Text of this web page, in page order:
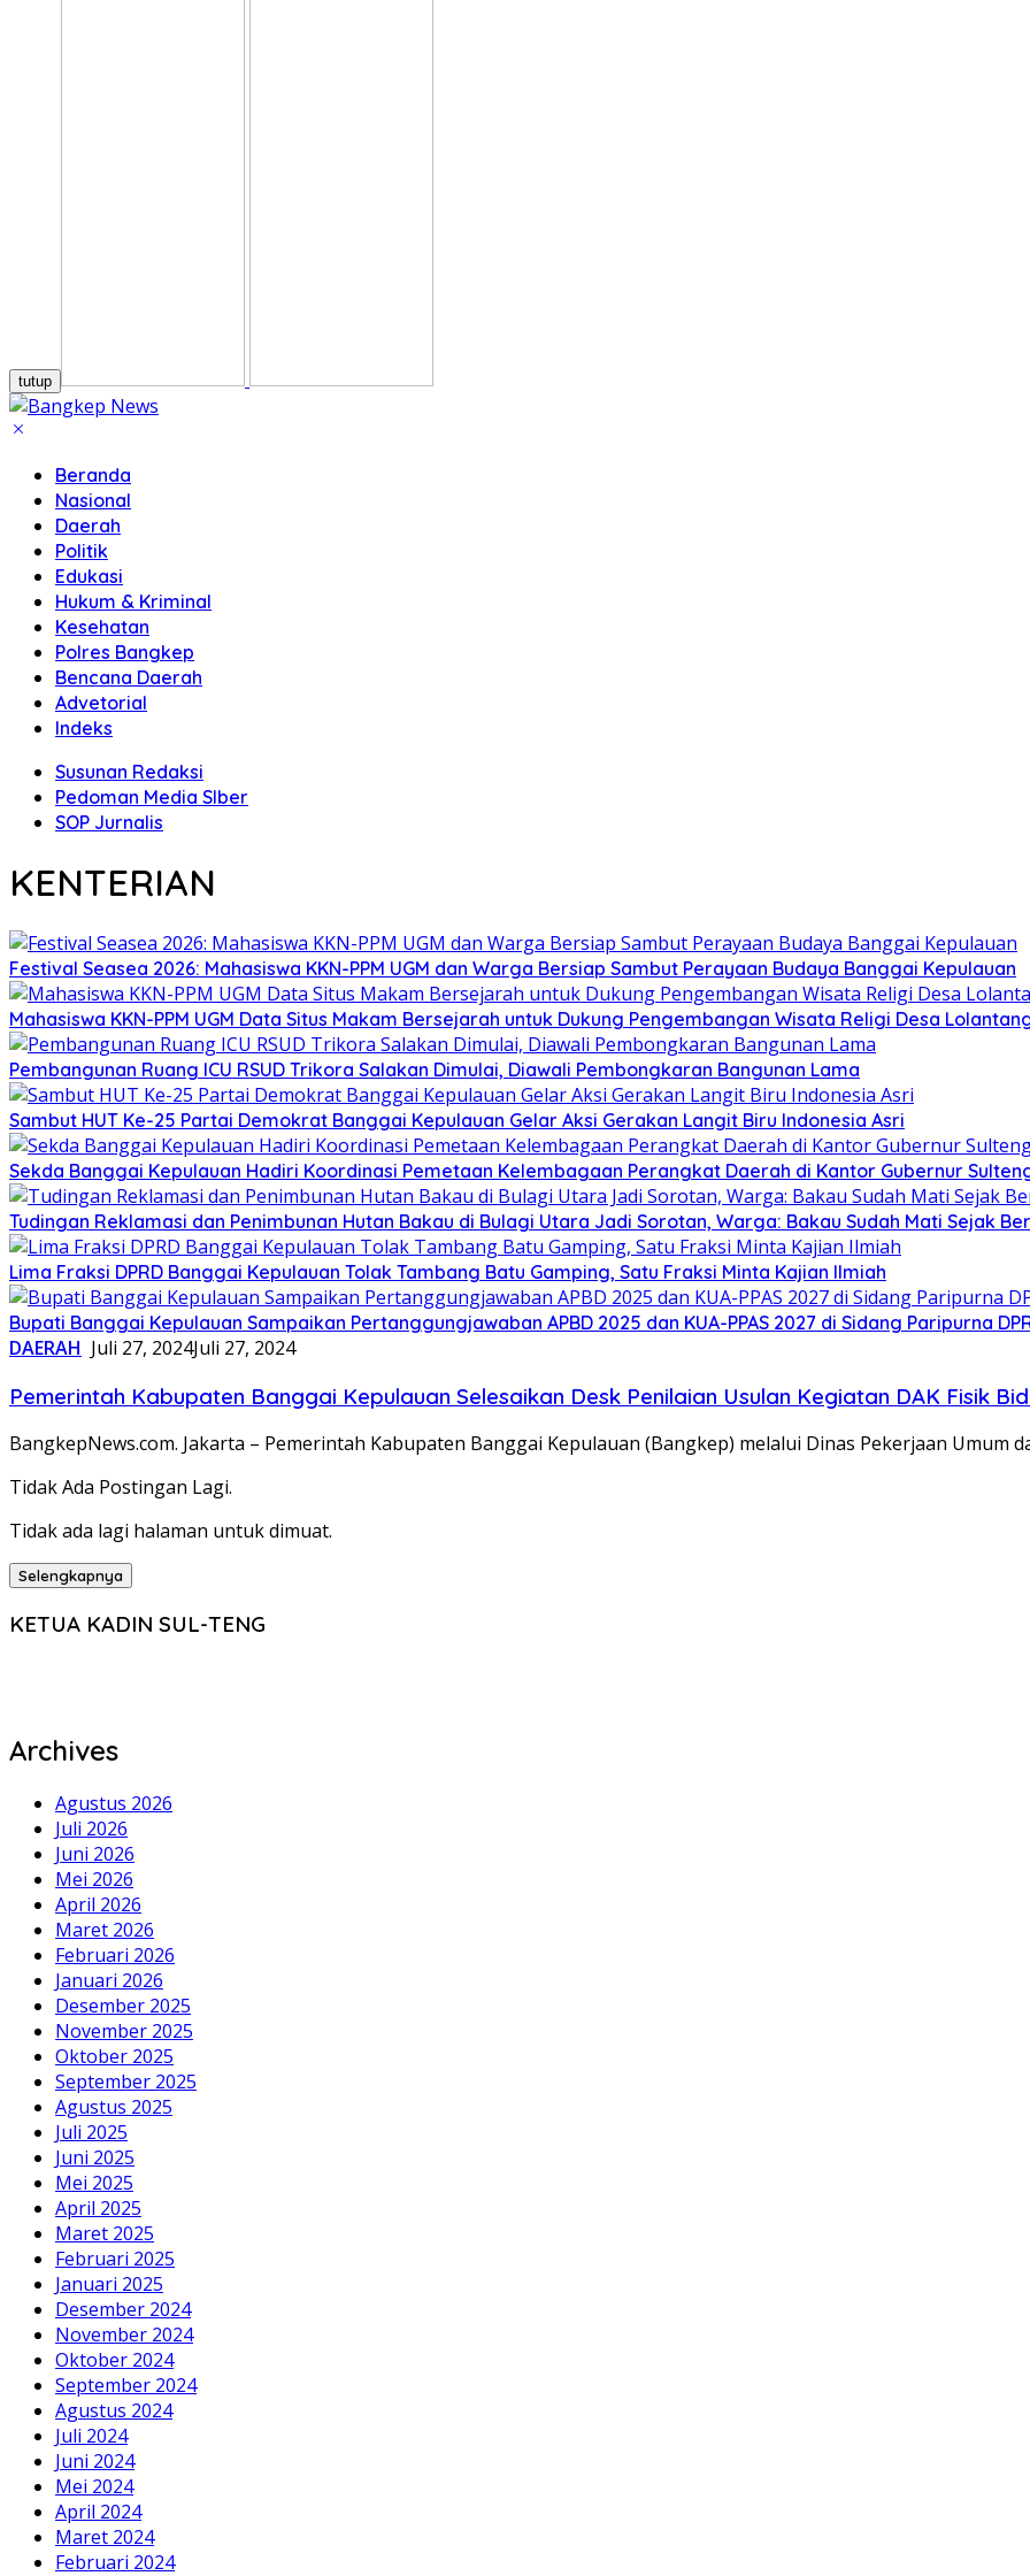
tutup
Beranda
Nasional
Daerah
Politik
Edukasi
Hukum & Kriminal
Kesehatan
Polres Bangkep
Bencana Daerah
Advetorial
Indeks
Susunan Redaksi
Pedoman Media SIber
SOP Jurnalis
KENTERIAN
Festival Seasea 2026: Mahasiswa KKN-PPM UGM dan Warga Bersiap Sambut Perayaan Budaya Banggai Kepulauan
Mahasiswa KKN-PPM UGM Data Situs Makam Bersejarah untuk Dukung Pengembangan Wisata Religi Desa
Pembangunan Ruang ICU RSUD Trikora Salakan Dimulai, Diawali Pembongkaran Bangunan Lama
Sambut HUT Ke-25 Partai Demokrat Banggai Kepulauan Gelar Aksi Gerakan Langit Biru Indonesia Asri
Sekda Banggai Kepulauan Hadiri Koordinasi Pemetaan Kelembagaan Perangkat Daerah di Kantor Gubernur
Tudingan Reklamasi dan Penimbunan Hutan Bakau di Bulagi Utara Jadi Sorotan, Warga: Bakau Sudah Mati Sejak
Lima Fraksi DPRD Banggai Kepulauan Tolak Tambang Batu Gamping, Satu Fraksi Minta Kajian Ilmiah
Bupati Banggai Kepulauan Sampaikan Pertanggungjawaban APBD 2025 dan KUA-PPAS 2027 di Sidang Paripurna
DAERAH Juli 27, 2024Juli 27, 2024
Pemerintah Kabupaten Banggai Kepulauan Selesaikan Desk Penilaian Usulan Kegiatan DAK Fisik
BangkepNews.com. Jakarta – Pemerintah Kabupaten Banggai Kepulauan (Bangkep) melalui Dinas Pekerjaan Umum
Tidak Ada Postingan Lagi.
Tidak ada lagi halaman untuk dimuat.
Selengkapnya
KETUA KADIN SUL-TENG
Archives
Agustus 2026
Juli 2026
Juni 2026
Mei 2026
April 2026
Maret 2026
Februari 2026
Januari 2026
Desember 2025
November 2025
Oktober 2025
September 2025
Agustus 2025
Juli 2025
Juni 2025
Mei 2025
April 2025
Maret 2025
Februari 2025
Januari 2025
Desember 2024
November 2024
Oktober 2024
September 2024
Agustus 2024
Juli 2024
Juni 2024
Mei 2024
April 2024
Maret 2024
Februari 2024